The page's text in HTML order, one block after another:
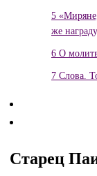
5
же
6 О
7 Слова.
Старец